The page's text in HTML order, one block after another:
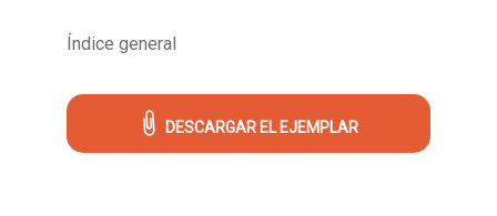
Índice general
DESCARGAR EL EJEMPLAR